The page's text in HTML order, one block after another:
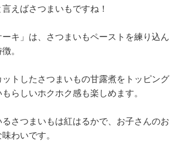
えばさつまいもですね！
ーキ」は、さつまいもペーストを練り込ん
。
トしたさつまいもの甘露煮をトッピング
らしいホクホク感も楽しめます。
さつまいもは紅はるかで、お子さんのお
わいです。